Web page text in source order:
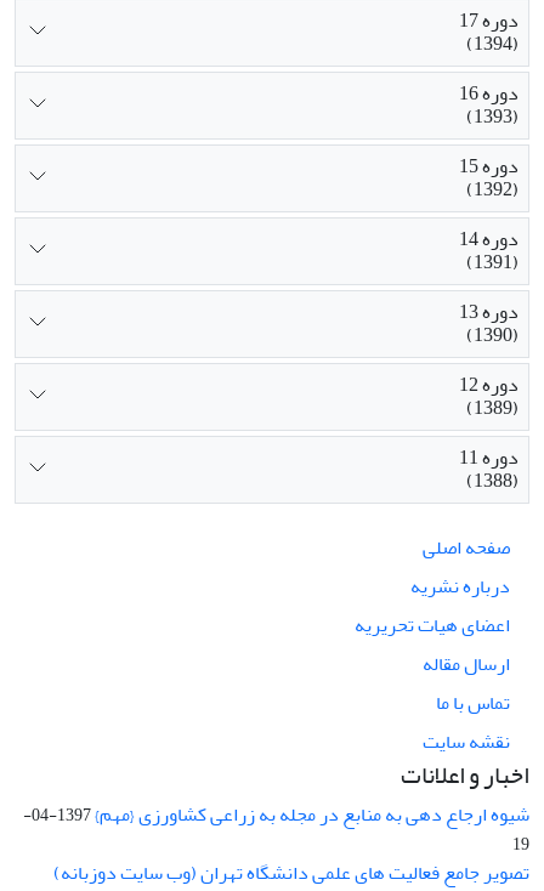
دوره 17
(1394)
دوره 16
(1393)
دوره 15
(1392)
دوره 14
(1391)
دوره 13
(1390)
دوره 12
(1389)
دوره 11
(1388)
صفحه اصلی
درباره نشریه
اعضای هیات تحریریه
ارسال مقاله
تماس با ما
نقشه سایت
اخبار و اعلانات
شیوه ارجاع دهی به منابع در مجله به زراعی کشاورزی {مهم}
1397-04-
19
تصویر جامع فعالیت های علمی دانشگاه تهران (وب سایت دوزبانه)